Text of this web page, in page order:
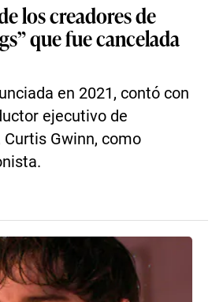
los creadores de
que fue cancelada
en 2021, contó con
ejecutivo de
Curtis Gwinn, como